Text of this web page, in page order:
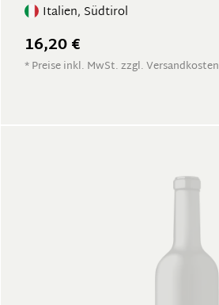
Italien, Südtirol
16,20 €
* Preise inkl. MwSt. zzgl. Versandkosten